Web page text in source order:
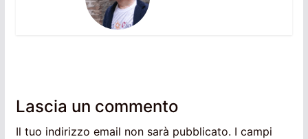
Lascia un commento
Il tuo indirizzo email non sarà pubblicato. I campi